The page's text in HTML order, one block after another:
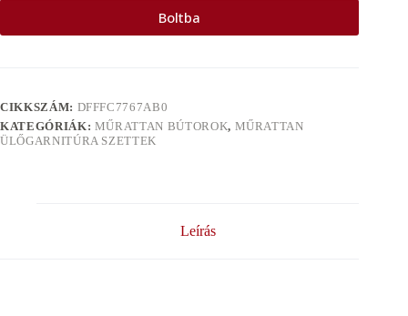
Boltba
CIKKSZÁM: DFFFC7767AB0
KATEGÓRIÁK: MŰRATTAN BÚTOROK, MŰRATTAN
ÜLŐGARNITÚRA SZETTEK
Leírás